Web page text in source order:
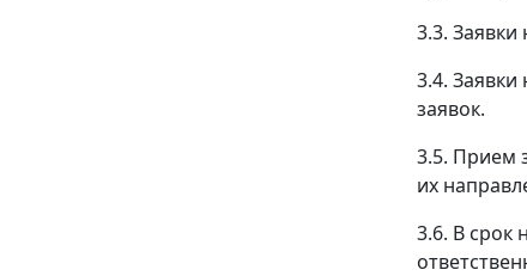
3.3.
3.4.
заявок.
3.5. Прием
их
3.6. В срок